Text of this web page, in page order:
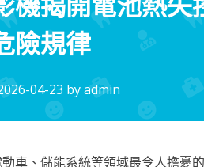
險規律
04-23 byadmin
車、儲能系統等領域最令人擔憂